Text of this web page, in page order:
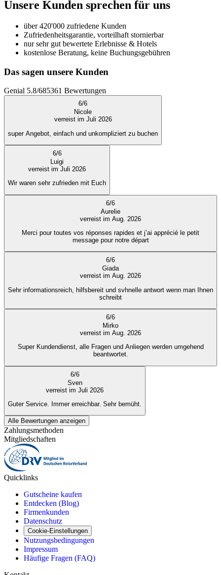
Unsere Kunden sprechen für uns
über 420'000 zufriedene Kunden
Zufriedenheitsgarantie, vorteilhaft stornierbar
nur sehr gut bewertete Erlebnisse & Hotels
kostenlose Beratung, keine Buchungsgebühren
Das sagen unsere Kunden
Genial 5.8/685361 Bewertungen
6/6
Nicole
verreist im Juli 2026
super Angebot, einfach und unkompliziert zu buchen
6/6
Luigi
verreist im Juli 2026
Wir waren sehr zufrieden mit Euch
6/6
Aurelie
verreist im Aug. 2026
Merci pour toutes vos réponses rapides et j’ai apprécié le petit
message pour notre départ
6/6
Giada
verreist im Aug. 2026
Sehr informationsreich, hilfsbereit und svhnelle antwort wenn man Ihnen
schreibt
6/6
Mirko
verreist im Aug. 2026
Super Kundendienst, alle Fragen und Anliegen werden umgehend
beantwortet.
6/6
Sven
verreist im Juli 2026
Guter Service. Immer erreichbar. Sehr bemüht.
Alle Bewertungen anzeigen
Zahlungsmethoden
Mitgliedschaften
Quicklinks
Gutscheine kaufen
Entdecken (Blog)
Firmenkunden
Datenschutz
Cookie-Einstellungen
Nutzungsbedingungen
Impressum
Häufige Fragen (FAQ)